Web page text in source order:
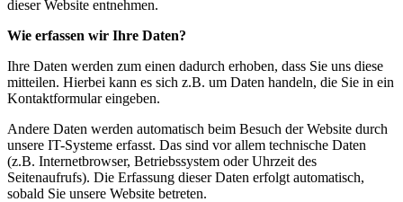
dieser Website entnehmen.
Wie erfassen wir Ihre Daten?
Ihre Daten werden zum einen dadurch erhoben, dass Sie uns diese
mitteilen. Hierbei kann es sich z.B. um Daten handeln, die Sie in ein
Kontaktformular eingeben.
Andere Daten werden automatisch beim Besuch der Website durch
unsere IT-Systeme erfasst. Das sind vor allem technische Daten
(z.B. Internetbrowser, Betriebssystem oder Uhrzeit des
Seitenaufrufs). Die Erfassung dieser Daten erfolgt automatisch,
sobald Sie unsere Website betreten.